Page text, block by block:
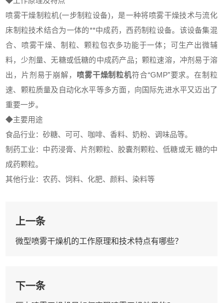
喷雾干燥制粒机(一步制粒设备)，是一种将喷雾干燥技术与流化
床制粒技术结合为一体的**中成药，西药制粒设备。该设备集混
合、喷雾干燥、制粒、颗粒包衣多功能于一体；可生产出微辅
料，少剂量、无糖或低糖的中成药产品；颗粒速溶，冲剂易于溶
出，片剂易于崩解， 喷雾干燥制粒机符合“GMP”要求。在制粒
速、颗粒质量及自动化水平等多方面，向国际先进水平又迈出了
重要一步。
◆主要用途
食品行业：砂糖、可可、咖啡、香料、奶粉、调味品等。
制药工业：中药浸膏、片剂颗粒、胶囊剂颗粒、低糖或无 糖的中
成药颗粒。
其他行业：农药、饲料、化肥、颜料、染料等
上一条
微型喷雾干燥机的工作原理和技术特点有哪些？
下一条